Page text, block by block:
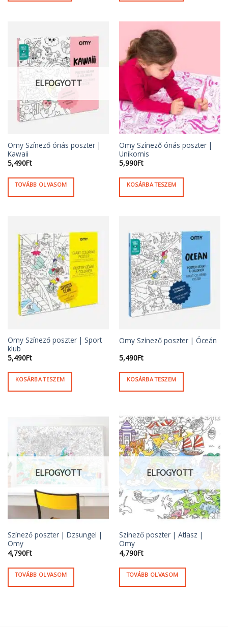
ELFOGYOTT
Omy Színező óriás poszter |
Kawaii
5,490Ft
TOVÁBB OLVASOM
Omy Színező óriás poszter |
Unikornis
5,990Ft
KOSÁRBA TESZEM
Omy Színező poszter | Sport
klub
5,490Ft
KOSÁRBA TESZEM
Omy Színező poszter | Óceán
5,490Ft
KOSÁRBA TESZEM
ELFOGYOTT
Színező poszter | Dzsungel |
Omy
4,790Ft
TOVÁBB OLVASOM
ELFOGYOTT
Színező poszter | Atlasz |
Omy
4,790Ft
TOVÁBB OLVASOM